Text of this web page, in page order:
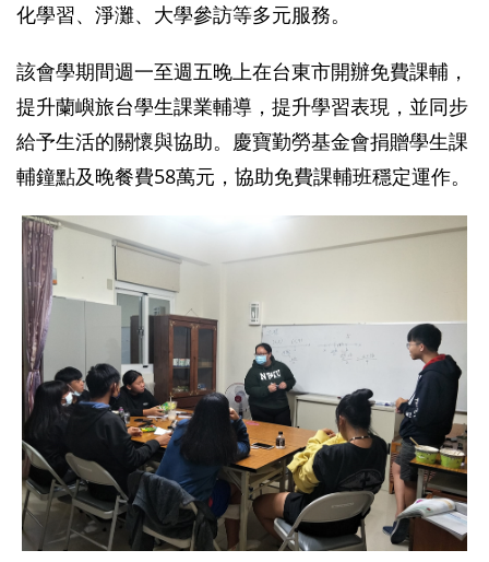
化學習、淨灘、大學參訪等多元服務。
該會學期間週一至週五晚上在台東市開辦免費課輔，
提升蘭嶼旅台學生課業輔導，提升學習表現，並同步
給予生活的關懷與協助。慶寶勤勞基金會捐贈學生課
輔鐘點及晚餐費58萬元，協助免費課輔班穩定運作。